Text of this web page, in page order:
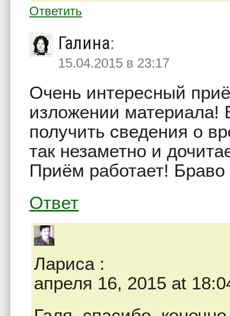
Ответить
Галина:
15.04.2015 в 23:17
Очень интересный
изложении материала!
получить сведения о
так незаметно и
Приём работает! Браво
Ответ
Лариса :
апреля 16, 2015 at